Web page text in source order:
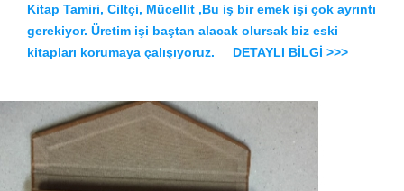
Kitap Tamiri, Ciltçi, Mücellit ,Bu iş bir emek işi çok ayrıntı
gerekiyor. Üretim işi baştan alacak olursak biz eski
kitapları korumaya çalışıyoruz.
DETAYLI BİLGİ >>>